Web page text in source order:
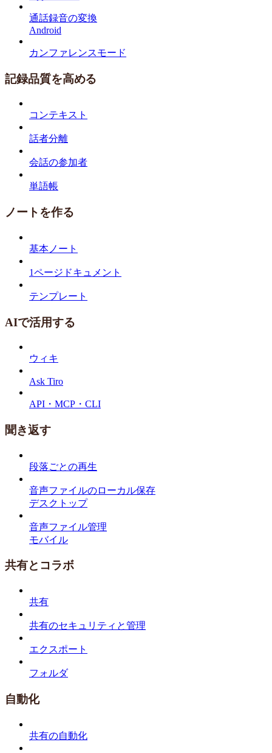
通話録音の変換
Android
カンファレンスモード
記録品質を高める
コンテキスト
話者分離
会話の参加者
単語帳
ノートを作る
基本ノート
1ページドキュメント
テンプレート
AIで活用する
ウィキ
Ask Tiro
API・MCP・CLI
聞き返す
段落ごとの再生
音声ファイルのローカル保存
デスクトップ
音声ファイル管理
モバイル
共有とコラボ
共有
共有のセキュリティと管理
エクスポート
フォルダ
自動化
共有の自動化